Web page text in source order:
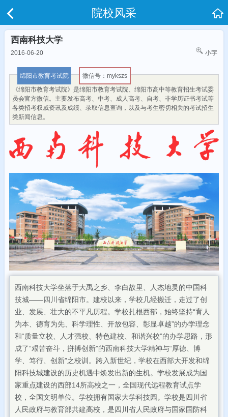
院校风采
西南科技大学
2016-06-20 小字
绵阳市教育考试院
微信号：mykszs
《绵阳市教育考试院》是绵阳市教育考试院、绵阳市高中等教育招生考试委
员会官方微信。主要发布高考、中考、成人高考、自考、非学历证书考试等
各类招考权威资讯及成绩、录取信息查询，以及与考生密切相关的考试招生
类新闻信息。
西南科技大学坐落于大禹之乡、李白故里、人杰地灵的中国科
技城——四川省绵阳市。建校以来，学校几经搬迁，走过了创
业、发展、壮大的不平凡历程。学校扎根西部，始终坚持“育人
为本、德育为先、科学理性、开放包容、彰显卓越”的办学理念
和“质量立校、人才强校、特色建校、和谐兴校”的办学思路，形
成了“艰苦奋斗，拼搏创新”的西南科技大学精神与“厚德、博
学、笃行、创新”之校训。跨入新世纪，学校在西部大开发和绵
阳科技城建设的历史机遇中焕发出新的生机。学校发展成为国
家重点建设的西部14所高校之一，全国现代远程教育试点学
校，全国文明单位。学校拥有国家大学科技园。学校是四川省
人民政府与教育部共建高校，是四川省人民政府与国家国防科